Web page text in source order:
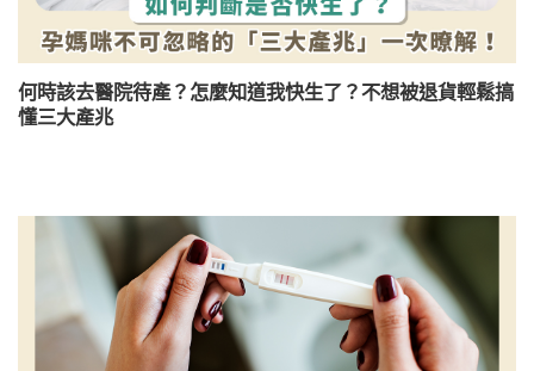
何時該去醫院待產？怎麼知道我快生了？不想被退貨輕鬆搞
懂三大產兆